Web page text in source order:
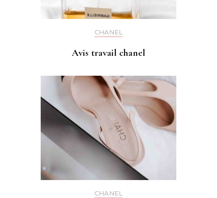
CHANEL
Avis travail chanel
CHANEL